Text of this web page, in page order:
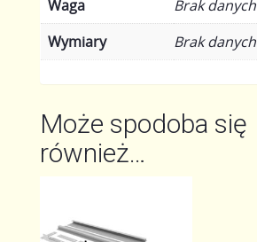
Waga
Brak danych
Wymiary
Brak danych
Może spodoba się
również…